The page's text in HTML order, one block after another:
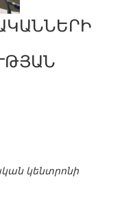
կենտրոնի